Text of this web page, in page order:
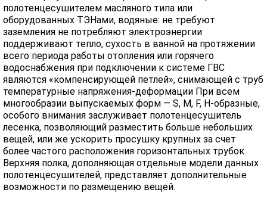
полотенцесушителем масляного типа или
оборудованных ТЭНами, водяные: не требуют
заземления не потребляют электроэнергии
поддерживают тепло, сухость в ванной на протяжении
всего периода работы отопления или горячего
водоснабжения при подключении к системе ГВС
являются «компенсирующей петлей», снимающей с труб
температурные напряжения-деформации При всем
многообразии выпускаемых форм — S, M, F, H-образные,
особого внимания заслуживает полотенцесушитель
лесенка, позволяющий разместить больше небольших
вещей, или же ускорить просушку крупных за счет
более частого расположения горизонтальных трубок.
Верхняя полка, дополняющая отдельные модели данных
полотенцесушителей, представляет дополнительные
возможности по размещению вещей.